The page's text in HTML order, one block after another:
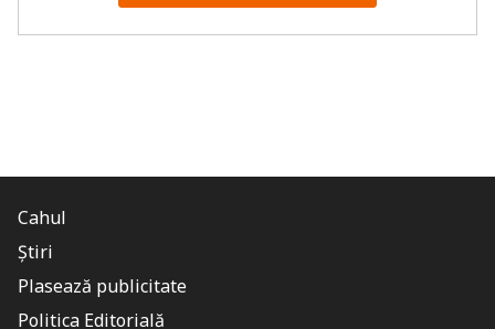
Cahul
Știri
Plasează publicitate
Politica Editorială